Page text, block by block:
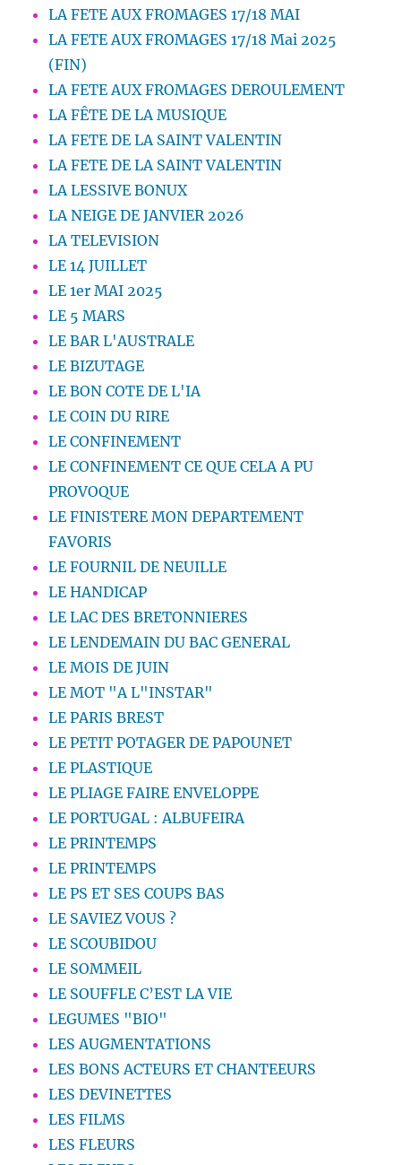
LA FETE AUX FROMAGES 17/18 MAI
LA FETE AUX FROMAGES 17/18 Mai 2025
(FIN)
LA FETE AUX FROMAGES DEROULEMENT
LA FÊTE DE LA MUSIQUE
LA FETE DE LA SAINT VALENTIN
LA FETE DE LA SAINT VALENTIN
LA LESSIVE BONUX
LA NEIGE DE JANVIER 2026
LA TELEVISION
LE 14 JUILLET
LE 1er MAI 2025
LE 5 MARS
LE BAR L'AUSTRALE
LE BIZUTAGE
LE BON COTE DE L'IA
LE COIN DU RIRE
LE CONFINEMENT
LE CONFINEMENT CE QUE CELA A PU
PROVOQUE
LE FINISTERE MON DEPARTEMENT
FAVORIS
LE FOURNIL DE NEUILLE
LE HANDICAP
LE LAC DES BRETONNIERES
LE LENDEMAIN DU BAC GENERAL
LE MOIS DE JUIN
LE MOT "A L"INSTAR"
LE PARIS BREST
LE PETIT POTAGER DE PAPOUNET
LE PLASTIQUE
LE PLIAGE FAIRE ENVELOPPE
LE PORTUGAL : ALBUFEIRA
LE PRINTEMPS
LE PRINTEMPS
LE PS ET SES COUPS BAS
LE SAVIEZ VOUS ?
LE SCOUBIDOU
LE SOMMEIL
LE SOUFFLE C’EST LA VIE
LEGUMES "BIO"
LES AUGMENTATIONS
LES BONS ACTEURS ET CHANTEEURS
LES DEVINETTES
LES FILMS
LES FLEURS